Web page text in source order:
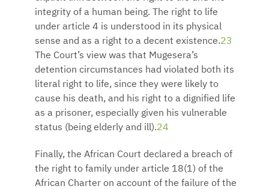
integrity of a human being. The right to life
under article 4 is understood in its physical
sense and as a right to a decent existence.23
The Court’s view was that Mugesera’s
detention circumstances had violated both its
literal right to life, since they were likely to
cause his death, and his right to a dignified life
as a prisoner, especially given his vulnerable
status (being elderly and ill).24
Finally, the African Court declared a breach of
the right to family under article 18(1) of the
African Charter on account of the failure of the